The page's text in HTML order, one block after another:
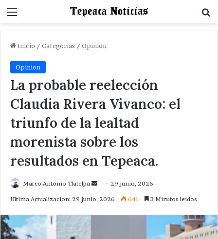
Menu
Inicio / Categorias / Opinion
Opinion
La probable reelección
Claudia Rivera Vivanco: el
triunfo de la lealtad
morenista sobre los
resultados en Tepeaca.
Marco Antonio Tlatelpa
Send 29 junio, 2026
Ultima Actualizacion: 29 junio, 2026 641 3 Minutos leidos